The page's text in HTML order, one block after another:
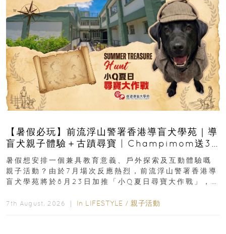
【暑假必玩】前流浮山警署香港導盲犬學苑｜導
盲犬親子體驗＋古蹟尋寶 | Champimom送3
組免費名額
暑假想安排一個兼具教育意義、戶外探索及互動體驗嘅
親子活動？由於7月場次反應熱烈，前流浮山警署香港導
盲犬學苑將於8月23日加推「小Q夏日尋寶大作戰」，家
7th August, 2026 ｜ In LIFESTYLE / 親子活動